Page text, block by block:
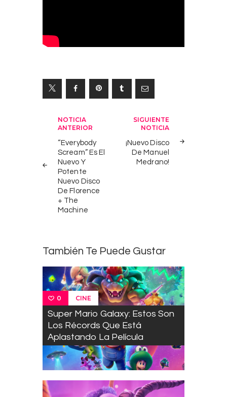
Navegación
entradas
NOTICIA
ANTERIOR
“Everybody
Scream” Es El
Nuevo Y
Potente
Nuevo Disco
De Florence
+ The
Machine
SIGUIENTE
NOTICIA
¡Nuevo Disco
De Manuel
Medrano!
También Te Puede Gustar
0 CINE
Super Mario Galaxy: Estos Son
Los Récords Que Está
Aplastando La Película